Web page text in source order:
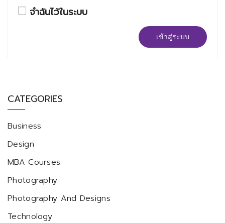
จำฉันไว้ในระบบ
เข้าสู่ระบบ
CATEGORIES
Business
Design
MBA Courses
Photography
Photography And Designs
Technology